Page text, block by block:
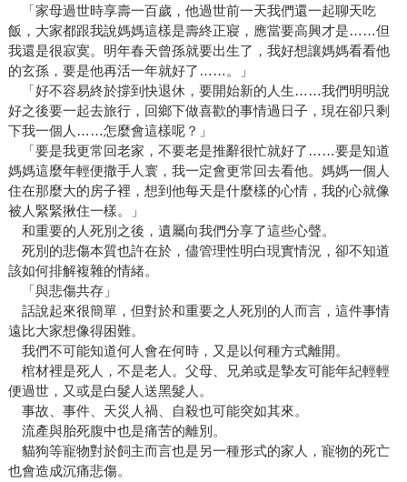
「家母過世時享壽一百歲，他過世前一天我們還一起聊天吃
飯，大家都跟我說媽媽這樣是壽終正寢，應當要高興才是……但
我還是很寂寞。明年春天曾孫就要出生了，我好想讓媽媽看看他
的玄孫，要是他再活一年就好了……。」
「好不容易終於撐到快退休，要開始新的人生……我們明明說
好之後要一起去旅行，回鄉下做喜歡的事情過日子，現在卻只剩
下我一個人……怎麼會這樣呢？」
「要是我更常回老家，不要老是推辭很忙就好了……要是知道
媽媽這麼年輕便撒手人寰，我一定會更常回去看他。媽媽一個人
住在那麼大的房子裡，想到他每天是什麼樣的心情，我的心就像
被人緊緊揪住一樣。」
和重要的人死別之後，遺屬向我們分享了這些心聲。
死別的悲傷本質也許在於，儘管理性明白現實情況，卻不知道
該如何排解複雜的情緒。
「與悲傷共存」
話說起來很簡單，但對於和重要之人死別的人而言，這件事情
遠比大家想像得困難。
我們不可能知道何人會在何時，又是以何種方式離開。
棺材裡是死人，不是老人。父母、兄弟或是摯友可能年紀輕輕
便過世，又或是白髮人送黑髮人。
事故、事件、天災人禍、自殺也可能突如其來。
流產與胎死腹中也是痛苦的離別。
貓狗等寵物對於飼主而言也是另一種形式的家人，寵物的死亡
也會造成沉痛悲傷。